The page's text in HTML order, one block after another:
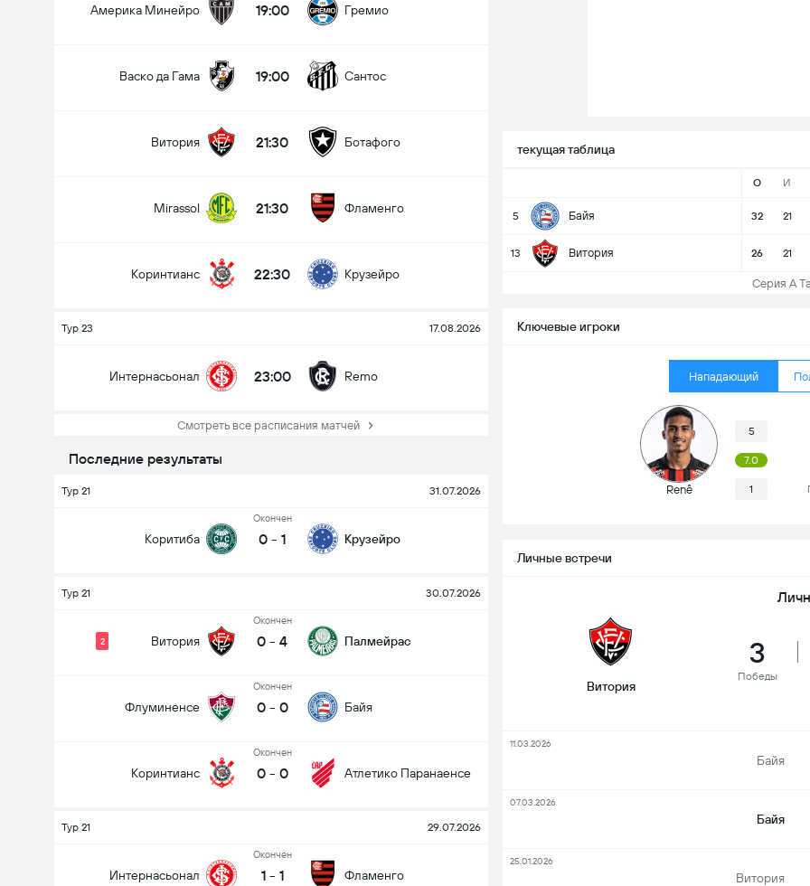
Америка Минейро 19:00 Гремио
Васко да Гама 19:00 Сантос
Витория 21:30 Ботафого
Mirassol 21:30 Фламенго
Коринтианс 22:30 Крузейро
Тур 23 17.08.2026
Интернасьонал 23:00 Remo
Смотреть все расписания матчей
Последние результаты
Тур 21 31.07.2026
Коритиба
Oкончен
0 - 1 Крузейро
Тур 21 30.07.2026
Витория
2
Oкончен
0 - 4 Палмейрас
Флуминенсе
Oкончен
0 - 0 Байя
Коринтианс
Oкончен
0 - 0 Атлетико Паранаенсе
Тур 21 29.07.2026
Интернасьонал
Oкончен
1 - 1 Фламенго
текущая таблица
О И
5 Байя 32 21
13 Витория 26 21
Серия А
Ключевые игроки
Нападающий
Renê
5
7.0
1
Личные встречи
Витория
3
Победы
Байя
11.03.2026
Байя
07.03.2026
Витория
25.01.2026